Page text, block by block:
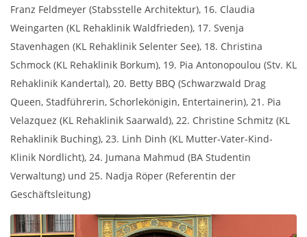
Franz Feldmeyer (Stabsstelle Architektur), 16. Claudia
Weingarten (KL Rehaklinik Waldfrieden), 17. Svenja
Stavenhagen (KL Rehaklinik Selenter See), 18. Christina
Schmock (KL Rehaklinik Borkum), 19. Pia Antonopoulou (Stv. KL
Rehaklinik Kandertal), 20. Betty BBQ (Schwarzwald Drag
Queen, Stadführerin, Schorlekönigin, Entertainerin), 21. Pia
Velazquez (KL Rehaklinik Saarwald), 22. Christine Schmitz (KL
Rehaklinik Buching), 23. Linh Dinh (KL Mutter-Vater-Kind-
Klinik Nordlicht), 24. Jumana Mahmud (BA Studentin
Verwaltung) und 25. Nadja Röper (Referentin der
Geschäftsleitung)